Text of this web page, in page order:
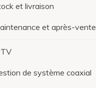
et livraison
et après-vente
de système coaxial